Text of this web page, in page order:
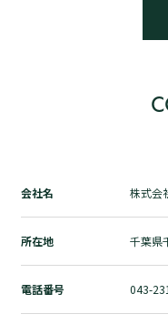
個人情報の取扱いについて
会社名 株式会
所在地 千葉県
電話番号 043-